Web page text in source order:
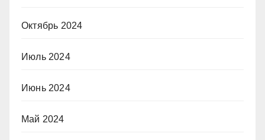
Октябрь 2024
Июль 2024
Июнь 2024
Май 2024